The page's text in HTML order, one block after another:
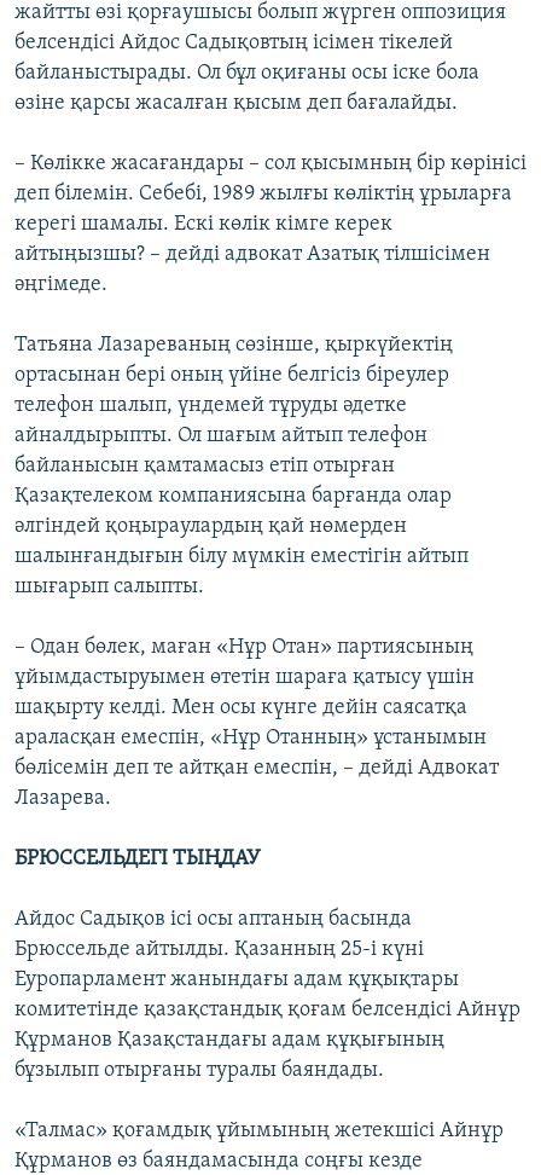
жайтты өзі қорғаушысы болып жүрген оппозиция
белсендісі Айдос Садықовтың ісімен тікелей
байланыстырады. Ол бұл оқиғаны осы іске бола
өзіне қарсы жасалған қысым деп бағалайды.
– Көлікке жасағандары – сол қысымның бір көрінісі
деп білемін. Себебі, 1989 жылғы көліктің ұрыларға
керегі шамалы. Ескі көлік кімге керек
айтыңызшы? – дейді адвокат Азатық тілшісімен
әңгімеде.
Татьяна Лазареваның сөзінше, қыркүйектің
ортасынан бері оның үйіне белгісіз біреулер
телефон шалып, үндемей тұруды әдетке
айналдырыпты. Ол шағым айтып телефон
байланысын қамтамасыз етіп отырған
Қазақтелеком компаниясына барғанда олар
әлгіндей қоңыраулардың қай нөмерден
шалынғандығын білу мүмкін еместігін айтып
шығарып салыпты.
– Одан бөлек, маған «Нұр Отан» партиясының
ұйымдастыруымен өтетін шараға қатысу үшін
шақырту келді. Мен осы күнге дейін саясатқа
араласқан емеспін, «Нұр Отанның» ұстанымын
бөлісемін деп те айтқан емеспін, – дейді Адвокат
Лазарева.
БРЮССЕЛЬДЕГІ ТЫҢДАУ
Айдос Садықов ісі осы аптаның басында
Брюссельде айтылды. Қазанның 25-і күні
Еуропарламент жанындағы адам құқықтары
комитетінде қазақстандық қоғам белсендісі Айнұр
Құрманов Қазақстандағы адам құқығының
бұзылып отырғаны туралы баяндады.
«Талмас» қоғамдық ұйымының жетекшісі Айнұр
Құрманов өз баяндамасында соңғы кезде